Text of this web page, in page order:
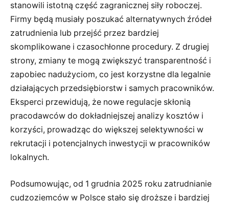
stanowili istotną część zagranicznej siły roboczej.
Firmy będą musiały poszukać alternatywnych źródeł
zatrudnienia lub przejść przez bardziej
skomplikowane i czasochłonne procedury. Z drugiej
strony, zmiany te mogą zwiększyć transparentność i
zapobiec nadużyciom, co jest korzystne dla legalnie
działających przedsiębiorstw i samych pracowników.
Eksperci przewidują, że nowe regulacje skłonią
pracodawców do dokładniejszej analizy kosztów i
korzyści, prowadząc do większej selektywności w
rekrutacji i potencjalnych inwestycji w pracowników
lokalnych.
Podsumowując, od 1 grudnia 2025 roku zatrudnianie
cudzoziemców w Polsce stało się droższe i bardziej